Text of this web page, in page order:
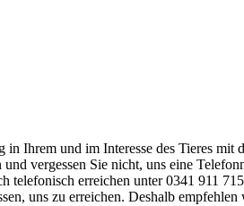
Ihrem und im Interesse des Tieres mit
vergessen Sie nicht, uns eine
telefonisch erreichen unter 0341 911
uns zu erreichen. Deshalb